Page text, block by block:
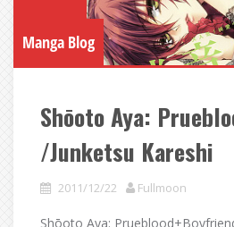
Manga Blog
Shōoto Aya:
/Junketsu Kareshi
2011/12/22 Fullmoon
Shōoto Aya: